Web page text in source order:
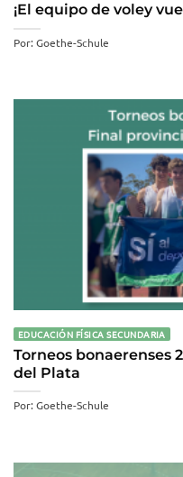
¡El equipo de voley
Por: Goethe-Schule
EDUCACIÓN FÍSICA SECUNDARIA
Torneos bonaerenses
del Plata
Por: Goethe-Schule